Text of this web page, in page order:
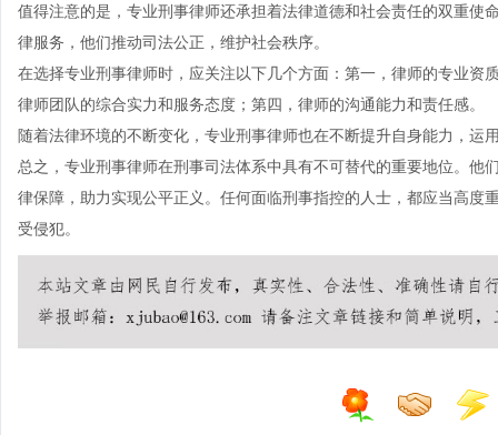
值得注意的是，专业刑事律师还承担着法律道德和社会责任的双重使
律服务，他们推动司法公正，维护社会秩序。
在选择专业刑事律师时，应关注以下几个方面：第一，律师的专业资
律师团队的综合实力和服务态度；第四，律师的沟通能力和责任感。
随着法律环境的不断变化，专业刑事律师也在不断提升自身能力，运
总之，专业刑事律师在刑事司法体系中具有不可替代的重要地位。
律保障，助力实现公平正义。任何面临刑事指控的人士，都应当高度
受侵犯。